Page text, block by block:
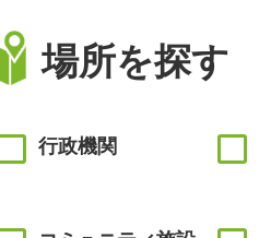
場所を探す
行政機関